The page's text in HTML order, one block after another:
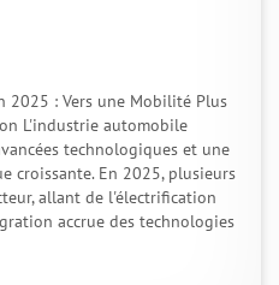
2025 : Vers une Mobilité Plus
L'industrie automobile
technologiques et une
croissante. En 2025, plusieurs
allant de l'électrification
accrue des technologies